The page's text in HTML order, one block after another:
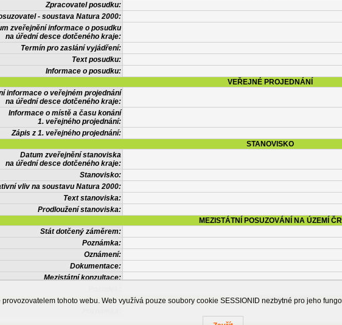
Zpracovatel posudku:
- soustava Natura 2000:
zveřejnění informace o posudku
na úřední desce dotčeného kraje:
Termín pro zaslání vyjádření:
Text posudku:
Informace o posudku:
VEŘEJNÉ PROJEDNÁNÍ
informace o veřejném projednání
na úřední desce dotčeného kraje:
Informace o místě a času konání
1. veřejného projednání:
Zápis z 1. veřejného projednání:
STANOVISKO
Datum zveřejnění stanoviska
na úřední desce dotčeného kraje:
Stanovisko:
vliv na soustavu Natura 2000:
Text stanoviska:
Prodloužení stanoviska:
MEZISTÁTNÍ POSUZOVÁNÍ NA ÚZEMÍ ČR
Stát dotčený záměrem:
Poznámka:
Oznámení:
Dokumentace:
Mezistátní konzultace:
OSTATNÍ INFORMACE
tohoto webu. Web využívá pouze soubory cookie SESSIONID nezbytné pro jeho